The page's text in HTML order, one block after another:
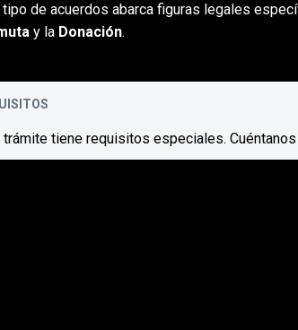
tipo de acuerdos abarca figuras legales
y la Donación.
trámite tiene requisitos especiales. Cuéntanos